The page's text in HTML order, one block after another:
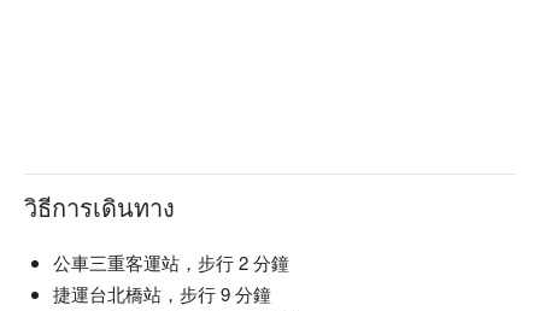
วิธีการเดินทาง
公車三重客運站，步行 2 分鐘
捷運台北橋站，步行 9 分鐘